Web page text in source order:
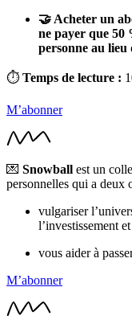
🤝 Acheter un
ne payer que 50
personne au lieu
⏱ Temps de lecture :
M’abonner
💌 Snowball est un
personnelles qui a deux
vulgariser
l’investissement
vous aider à
M’abonner